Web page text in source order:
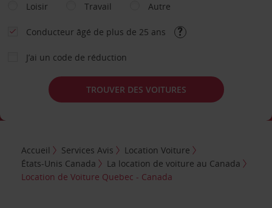
Loisir
Travail Autre
Conducteur âgé de plus de 25 ans
J’ai un code de réduction
TROUVER DES VOITURES
Accueil Services Avis
Location Voiture
États-Unis Canada
La location de voiture au Canada
Location de Voiture Quebec - Canada